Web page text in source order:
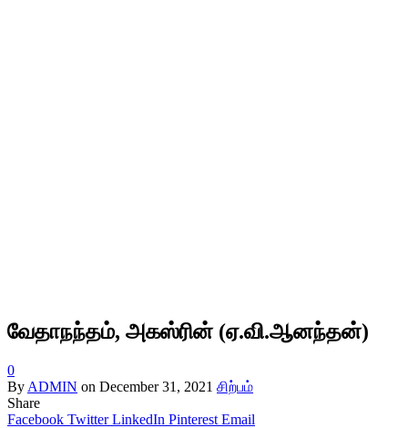
வேதாநந்தம், அகஸ்ரின் (ஏ.வி.ஆனந்தன்)
0
By ADMIN on December 31, 2021 சிற்பம்
Share
Facebook Twitter LinkedIn Pinterest Email